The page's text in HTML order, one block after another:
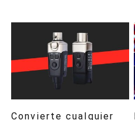
Convierte cualquier